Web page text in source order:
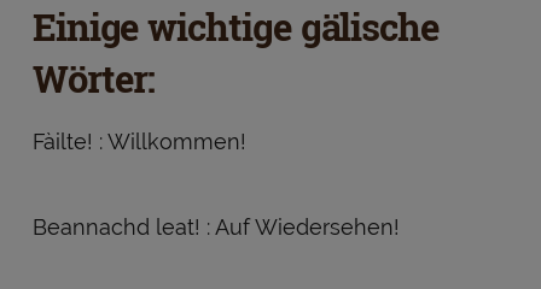
Einige wichtige gälische
Wörter:
Fàilte! : Willkommen!
Beannachd leat! : Auf Wiedersehen!